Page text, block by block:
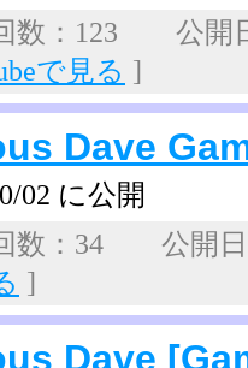
数：123 公開
で見る ]
Dave
02 に公開
数：34 公開
]
Dave